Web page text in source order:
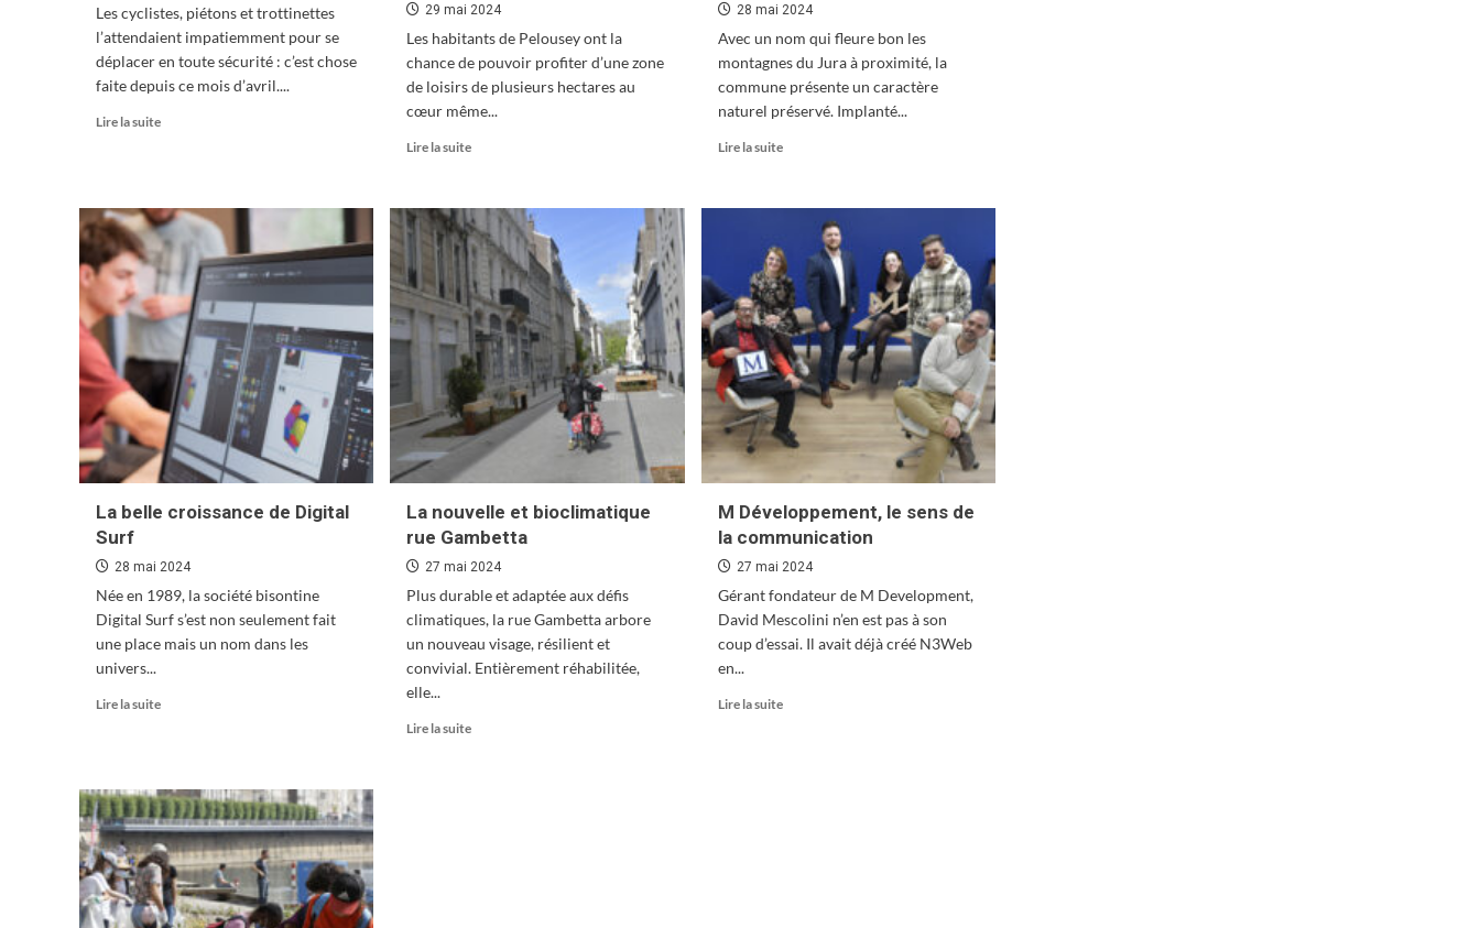
Les cyclistes, piétons et trottinettes
l’attendaient impatiemment pour se
déplacer en toute sécurité : c’est chose
faite depuis ce mois d’avril....
Lire la suiteEn
ça
roule
29 mai 2024
Les habitants de Pelousey ont la
chance de pouvoir profiter d’une zone
de loisirs de plusieurs hectares au
cœur même...
Lire la suiteEn
sur
Pelousey
inaugure
son
terrain
de
pétanque
28 mai 2024
Avec un nom qui fleure bon les
montagnes du Jura à proximité, la
commune présente un caractère
naturel préservé. Implanté...
Lire la suiteEn
sur
Vorges-
les-
Pins
:
un
village
au
caractère
unique
La belle croissance de Digital
Surf
28 mai 2024
Née en 1989, la société bisontine
Digital Surf s’est non seulement fait
une place mais un nom dans les
univers...
Lire la suiteEn
belle
croissance
de
Digital
Surf
La nouvelle et bioclimatique
rue Gambetta
27 mai 2024
Plus durable et adaptée aux défis
climatiques, la rue Gambetta arbore
un nouveau visage, résilient et
convivial. Entièrement réhabilitée,
elle...
Lire la suiteEn
M Développement, le sens de
la communication
27 mai 2024
Gérant fondateur de M Development,
David Mescolini n’en est pas à son
coup d’essai. Il avait déjà créé N3Web
en...
Lire la suiteEn